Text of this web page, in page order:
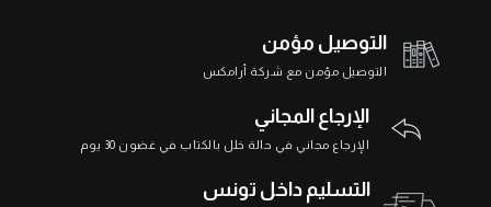
التوصيل مؤمن
التوصيل مؤمن مع شركة أرامكس
الإرجاع المجاني
الإرجاع مجاني في حالة خلل بالكتاب في غضون 30 يوم
التسليم داخل تونس